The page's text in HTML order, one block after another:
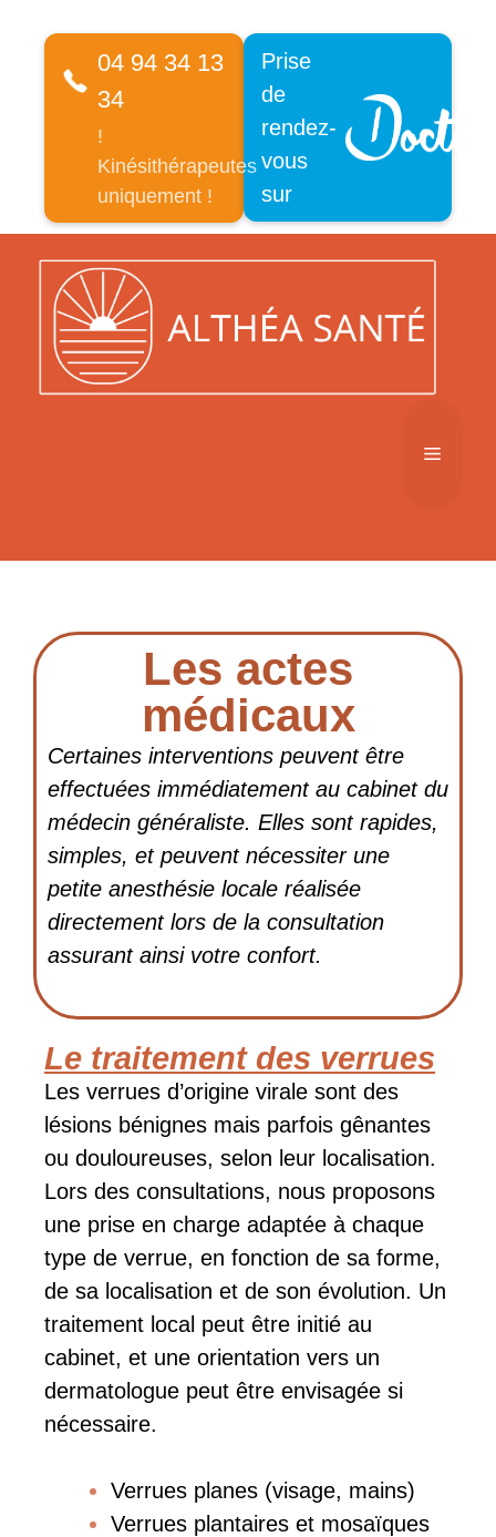
04 94 34 13
34
!
Kinésithérapeutes
uniquement !
Prise
de
rendez-
vous
sur
Les actes
médicaux
Certaines interventions peuvent être
effectuées immédiatement au cabinet du
médecin généraliste. Elles sont rapides,
simples, et peuvent nécessiter une
petite anesthésie locale réalisée
directement lors de la consultation
assurant ainsi votre confort.
Le traitement des verrues
Les verrues d’origine virale sont des
lésions bénignes mais parfois gênantes
ou douloureuses, selon leur localisation.
Lors des consultations, nous proposons
une prise en charge adaptée à chaque
type de verrue, en fonction de sa forme,
de sa localisation et de son évolution. Un
traitement local peut être initié au
cabinet, et une orientation vers un
dermatologue peut être envisagée si
nécessaire.
Verrues planes (visage, mains)
Verrues plantaires et mosaïques